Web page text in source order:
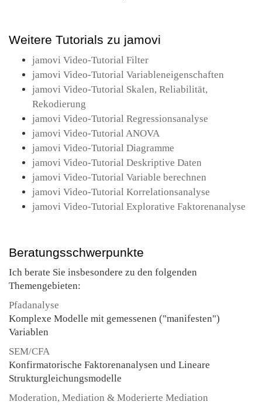
Weitere Tutorials zu jamovi
jamovi Video-Tutorial Filter
jamovi Video-Tutorial Variableneigenschaften
jamovi Video-Tutorial Skalen, Reliabilität,
Rekodierung
jamovi Video-Tutorial Regressionsanalyse
jamovi Video-Tutorial ANOVA
jamovi Video-Tutorial Diagramme
jamovi Video-Tutorial Deskriptive Daten
jamovi Video-Tutorial Variable berechnen
jamovi Video-Tutorial Korrelationsanalyse
jamovi Video-Tutorial Explorative Faktorenanalyse
Beratungsschwerpunkte
Ich berate Sie insbesondere zu den folgenden
Themengebieten:
Pfadanalyse
Komplexe Modelle mit gemessenen ("manifesten")
Variablen
SEM/CFA
Konfirmatorische Faktorenanalysen und Lineare
Strukturgleichungsmodelle
Moderation, Mediation & Moderierte Mediation